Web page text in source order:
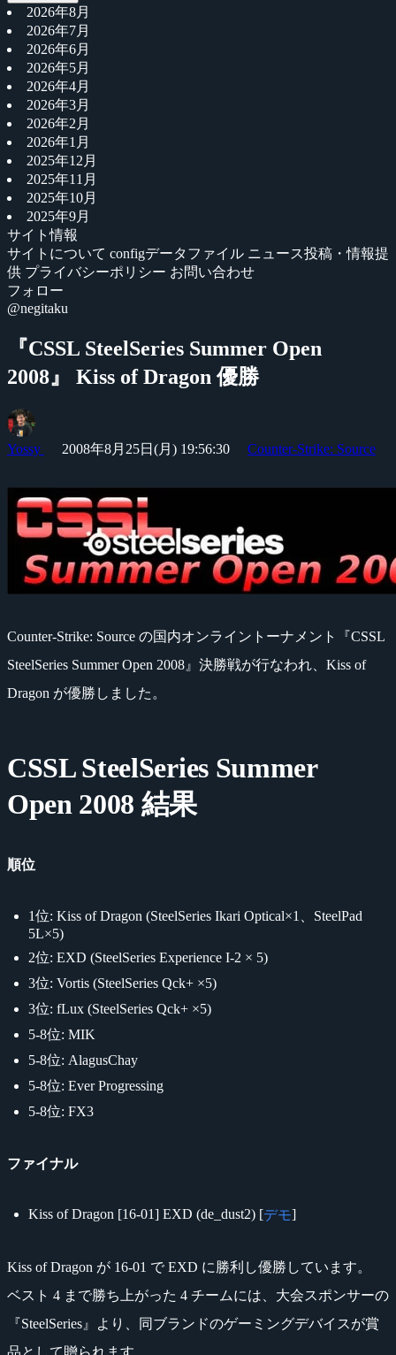
2026年8月
2026年7月
2026年6月
2026年5月
2026年4月
2026年3月
2026年2月
2026年1月
2025年12月
2025年11月
2025年10月
2025年9月
サイト情報
サイトについて configデータファイル ニュース投稿・情報提
供 プライバシーポリシー お問い合わせ
フォロー
@negitaku
『CSSL SteelSeries Summer Open
2008』 Kiss of Dragon 優勝
Yossy 2008年8月25日(月) 19:56:30 Counter-Strike: Source
Counter-Strike: Source の国内オンライントーナメント『CSSL
SteelSeries Summer Open 2008』決勝戦が行なわれ、Kiss of
Dragon が優勝しました。
CSSL SteelSeries Summer
Open 2008 結果
順位
1位: Kiss of Dragon (SteelSeries Ikari Optical×1、SteelPad
5L×5)
2位: EXD (SteelSeries Experience I-2 × 5)
3位: Vortis (SteelSeries Qck+ ×5)
3位: fLux (SteelSeries Qck+ ×5)
5-8位: MIK
5-8位: AlagusChay
5-8位: Ever Progressing
5-8位: FX3
ファイナル
Kiss of Dragon [16-01] EXD (de_dust2) [デモ]
Kiss of Dragon が 16-01 で EXD に勝利し優勝しています。
ベスト 4 まで勝ち上がった 4 チームには、大会スポンサーの
『SteelSeries』より、同ブランドのゲーミングデバイスが賞
品として贈られます。